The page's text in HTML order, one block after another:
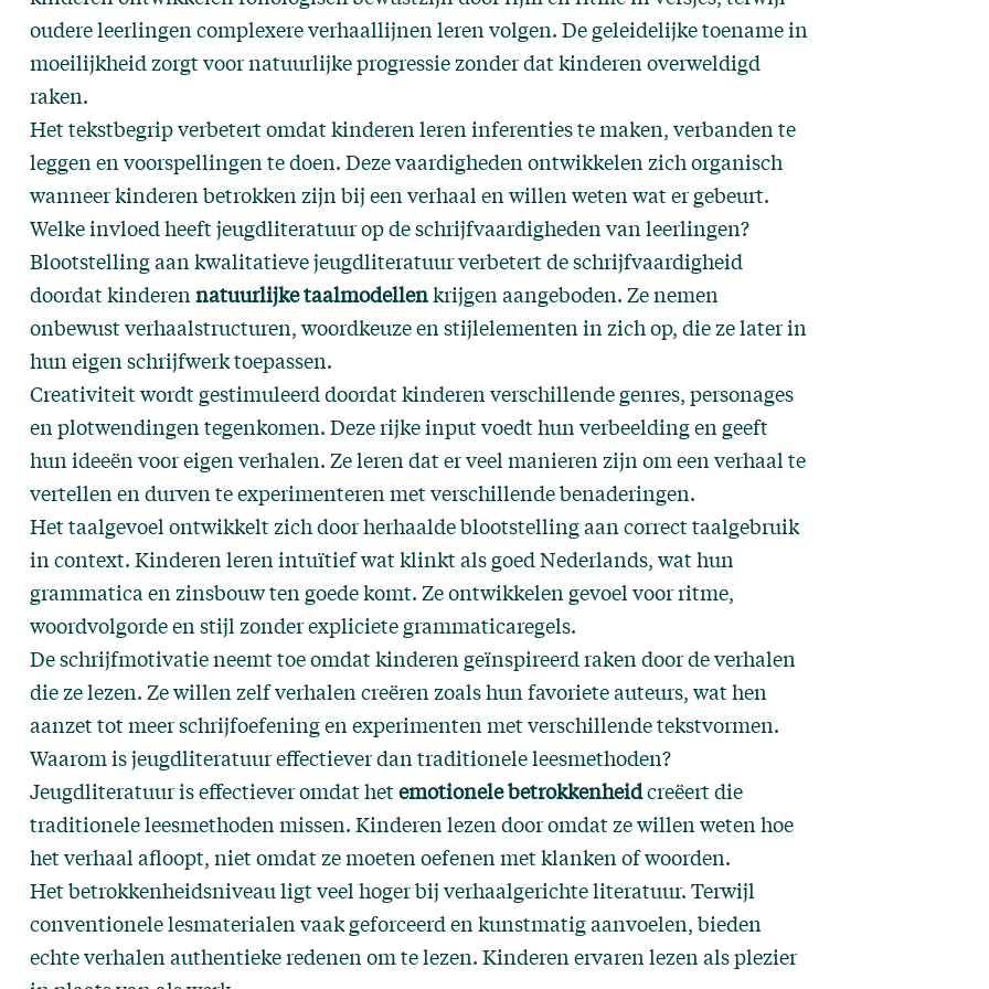
oudere leerlingen complexere verhaallijnen leren volgen. De geleidelijke toename in
moeilijkheid zorgt voor natuurlijke progressie zonder dat kinderen overweldigd
raken.
Het tekstbegrip verbetert omdat kinderen leren inferenties te maken, verbanden te
leggen en voorspellingen te doen. Deze vaardigheden ontwikkelen zich organisch
wanneer kinderen betrokken zijn bij een verhaal en willen weten wat er gebeurt.
Welke invloed heeft jeugdliteratuur op de schrijfvaardigheden van leerlingen?
Blootstelling aan kwalitatieve jeugdliteratuur verbetert de schrijfvaardigheid
doordat kinderennatuurlijke taalmodellenkrijgen aangeboden. Ze nemen
onbewust verhaalstructuren, woordkeuze en stijlelementen in zich op, die ze later in
hun eigen schrijfwerk toepassen.
Creativiteit wordt gestimuleerd doordat kinderen verschillende genres, personages
en plotwendingen tegenkomen. Deze rijke input voedt hun verbeelding en geeft
hun ideeën voor eigen verhalen. Ze leren dat er veel manieren zijn om een verhaal te
vertellen en durven te experimenteren met verschillende benaderingen.
Het taalgevoel ontwikkelt zich door herhaalde blootstelling aan correct taalgebruik
in context. Kinderen leren intuïtief wat klinkt als goed Nederlands, wat hun
grammatica en zinsbouw ten goede komt. Ze ontwikkelen gevoel voor ritme,
woordvolgorde en stijl zonder expliciete grammaticaregels.
De schrijfmotivatie neemt toe omdat kinderen geïnspireerd raken door de verhalen
die ze lezen. Ze willen zelf verhalen creëren zoals hun favoriete auteurs, wat hen
aanzet tot meer schrijfoefening en experimenten met verschillende tekstvormen.
Waarom is jeugdliteratuur effectiever dan traditionele leesmethoden?
Jeugdliteratuur is effectiever omdat hetemotionele betrokkenheidcreëert die
traditionele leesmethoden missen. Kinderen lezen door omdat ze willen weten hoe
het verhaal afloopt, niet omdat ze moeten oefenen met klanken of woorden.
Het betrokkenheidsniveau ligt veel hoger bij verhaalgerichte literatuur. Terwijl
conventionele lesmaterialen vaak geforceerd en kunstmatig aanvoelen, bieden
echte verhalen authentieke redenen om te lezen. Kinderen ervaren lezen als plezier